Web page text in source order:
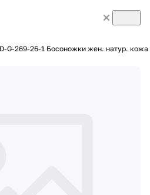
G-269-26-1 Босоножки жен. натур.